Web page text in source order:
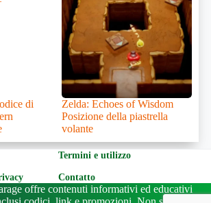
di
Zelda: Echoes of Wisdom
Posizione della piastrella
volante
Termini e utilizzo
Contatto
offre contenuti informativi ed educativi